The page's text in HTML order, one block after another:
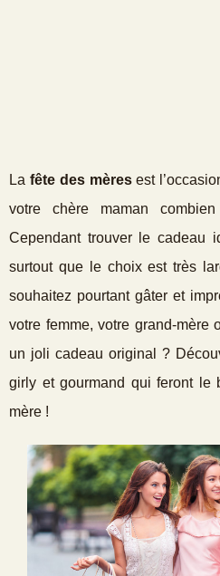
La fête des mèresest
votre chère maman
Cependant trouver le cadeau
surtout que le choix est très
souhaitez pourtant gâter et
votre femme, votre grand-mère
un joli cadeau original ?
girly et gourmand qui feront le
mère !